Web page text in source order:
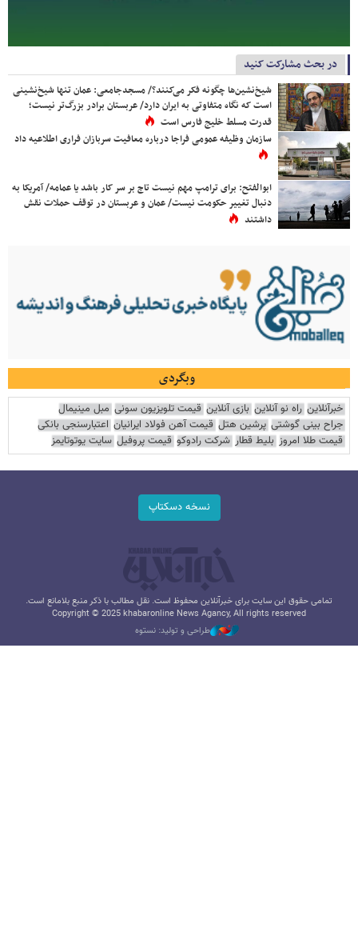
در بحث مشارکت کنید
شیخ‌نشین‌ها چگونه فکر می‌کنند؟/ مسجدجامعی: عمان تنها شیخ‌نشینی
است که نگاه متفاوتی به ایران دارد/ عربستان برادر بزرگ‌تر نیست؛
قدرت مسلط خلیج فارس است
سازمان وظیفه عمومی فراجا درباره معافیت سربازان فراری اطلاعیه داد
ابوالفتح: برای ترامپ مهم نیست تاج بر سر کار باشد یا عمامه/ آمریکا به
دنبال تغییر حکومت نیست/ عمان و عربستان در توقف حملات نقش
داشتند
وبگردی
خبرآنلاین راه نو آنلاین بازی آنلاین قیمت تلویزیون سونی مبل مینیمال
جراح بینی گوشتی پرشین هتل قیمت آهن فولاد ایرانیان اعتبارسنجی بانکی
قیمت طلا امروز بلیط قطار شرکت رادوکو قیمت پروفیل سایت یوتوتایمز
نسخه دسکتاپ
تمامی حقوق این سایت برای خبرآنلاین محفوظ است. نقل مطالب با ذکر منبع بلامانع است.
Copyright © 2025 khabaronline News Agancy, All rights reserved
طراحی و تولید: نستوه